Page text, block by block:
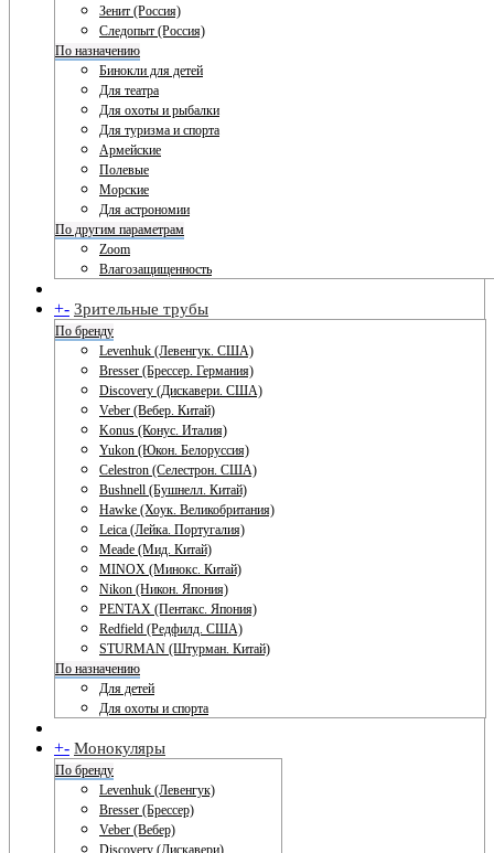
Зенит (Россия)
Следопыт (Россия)
По назначению
Бинокли для детей
Для театра
Для охоты и рыбалки
Для туризма и спорта
Армейские
Полевые
Морские
Для астрономии
По другим параметрам
Zoom
Влагозащищенность
+- Зрительные трубы
По бренду
Levenhuk (Левенгук. США)
Bresser (Брессер. Германия)
Discovery (Дискавери. США)
Veber (Вебер. Китай)
Konus (Конус. Италия)
Yukon (Юкон. Белоруссия)
Celestron (Селестрон. США)
Bushnell (Бушнелл. Китай)
Hawke (Хоук. Великобритания)
Leica (Лейка. Португалия)
Meade (Мид. Китай)
MINOX (Минокс. Китай)
Nikon (Никон. Япония)
PENTAX (Пентакс. Япония)
Redfield (Редфилд. США)
STURMAN (Штурман. Китай)
По назначению
Для детей
Для охоты и спорта
+- Монокуляры
По бренду
Levenhuk (Левенгук)
Bresser (Брессер)
Veber (Вебер)
Discovery (Дискавери)